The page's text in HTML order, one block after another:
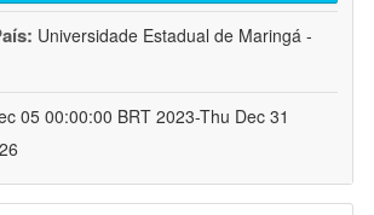
Universidade Estadual de Maringá -
05 00:00:00 BRT 2023-Thu Dec 31